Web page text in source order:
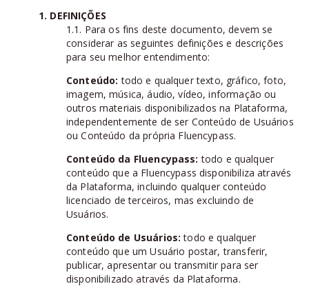
1. DEFINIÇÕES
1.1. Para os fins deste documento, devem se
considerar as seguintes definições e descrições
para seu melhor entendimento:
Conteúdo: todo e qualquer texto, gráfico, foto,
imagem, música, áudio, vídeo, informação ou
outros materiais disponibilizados na Plataforma,
independentemente de ser Conteúdo de Usuários
ou Conteúdo da própria Fluencypass.
Conteúdo da Fluencypass: todo e qualquer
conteúdo que a Fluencypass disponibiliza através
da Plataforma, incluindo qualquer conteúdo
licenciado de terceiros, mas excluindo de
Usuários.
Conteúdo de Usuários: todo e qualquer
conteúdo que um Usuário postar, transferir,
publicar, apresentar ou transmitir para ser
disponibilizado através da Plataforma.